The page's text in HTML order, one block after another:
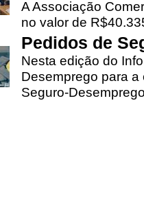
A Associação
no valor de
Pedidos de
Nesta edição do
Desemprego para
Seguro-